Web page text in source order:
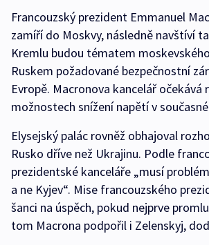
Francouzský prezident Emmanuel
zamíří do Moskvy, následně navštíví
Kremlu budou tématem
Ruskem požadované bezpečnostní
Evropě. Macronova kancelář očekává
možnostech snížení napětí v
Elysejský palác rovněž obhajoval
Rusko dříve než Ukrajinu. Podle
prezidentské kanceláře „musí
a ne Kyjev“. Mise francouzského
šanci na úspěch, pokud nejprve
tom Macrona podpořil i Zelenskyj,